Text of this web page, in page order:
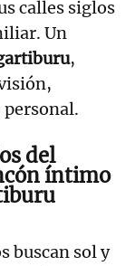
calles siglos
Un
,
personal.
del
íntimo
buscan sol y